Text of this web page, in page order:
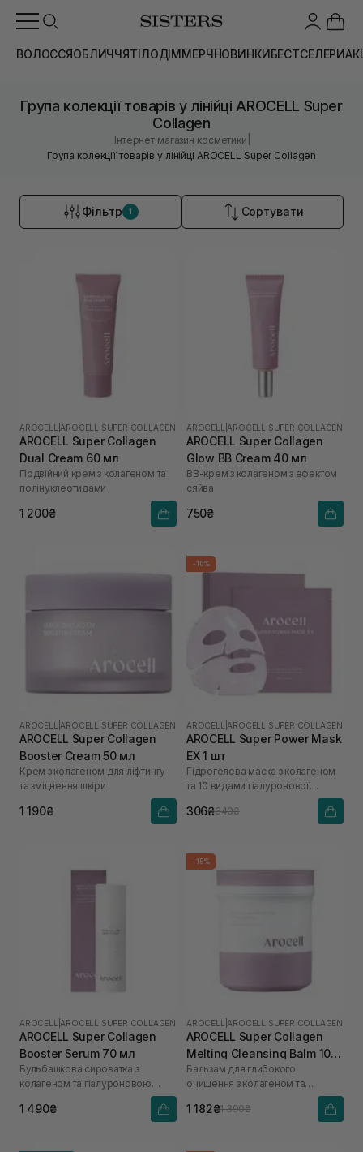
ВОЛОССЯОБЛИЧЧЯТІЛОДІММЕРЧНОВИНКИБЕСТСЕЛЕРИ
Група колекції товарів у лінійці AROCELL Super
Collagen
Інтернет магазин косметики
Група колекції товарів у лінійці AROCELL Super Collagen
Фільтр 1 Сортувати
AROCELL AROCELL SUPER COLLAGEN
AROCELL Super Collagen
Dual Cream 60 мл
Подвійний крем з колагеном та
полінуклеотидами
1 200₴
AROCELL AROCELL SUPER COLLAGEN
AROCELL Super Collagen
Glow BB Cream 40 мл
ВВ-крем з колагеном з ефектом
сяйва
750₴
AROCELL AROCELL SUPER COLLAGEN
AROCELL Super Collagen
Booster Cream 50 мл
Крем з колагеном для ліфтингу
та зміцнення шкіри
1 190₴
-10%
AROCELL AROCELL SUPER COLLAGEN
AROCELL Super Power Mask
EX 1 шт
Гідрогелева маска з колагеном
та 10 видами гіалуронової
306₴340₴
AROCELL AROCELL SUPER COLLAGEN
AROCELL Super Collagen
Booster Serum 70 мл
Бульбашкова сироватка з
колагеном та гіалуроновою
1 490₴
-15%
AROCELL AROCELL SUPER COLLAGEN
AROCELL Super Collagen
Melting Cleansing Balm 100
г
Бальзам для глибокого
очищення з колагеном та
1 182₴1 390₴